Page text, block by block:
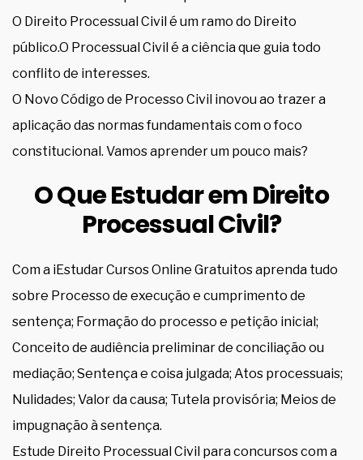
O Direito Processual Civil é um ramo do Direito
público.O Processual Civil é a ciência que guia todo
conflito de interesses.
O Novo Código de Processo Civil inovou ao trazer a
aplicação das normas fundamentais com o foco
constitucional. Vamos aprender um pouco mais?
O Que Estudar em Direito
Processual Civil?
Com a iEstudar Cursos Online Gratuitos aprenda tudo
sobre Processo de execução e cumprimento de
sentença; Formação do processo e petição inicial;
Conceito de audiência preliminar de conciliação ou
mediação; Sentença e coisa julgada; Atos processuais;
Nulidades; Valor da causa; Tutela provisória; Meios de
impugnação à sentença.
Estude Direito Processual Civil para concursos com a